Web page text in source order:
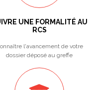
UNE FORMALITÉ AU
RCS
l'avancement de votre
dossier déposé au greffe